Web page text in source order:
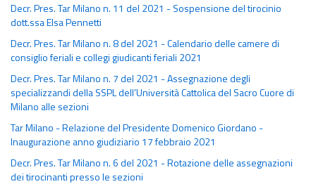
Decr. Pres. Tar Milano n. 11 del 2021 - Sospensione del tirocinio
dott.ssa Elsa Pennetti
Decr. Pres. Tar Milano n. 8 del 2021 - Calendario delle camere di
consiglio feriali e collegi giudicanti feriali 2021
Decr. Pres. Tar Milano n. 7 del 2021 - Assegnazione degli
specializzandi della SSPL dell’Università Cattolica del Sacro Cuore di
Milano alle sezioni
Tar Milano - Relazione del Presidente Domenico Giordano -
Inaugurazione anno giudiziario 17 febbraio 2021
Decr. Pres. Tar Milano n. 6 del 2021 - Rotazione delle assegnazioni
dei tirocinanti presso le sezioni